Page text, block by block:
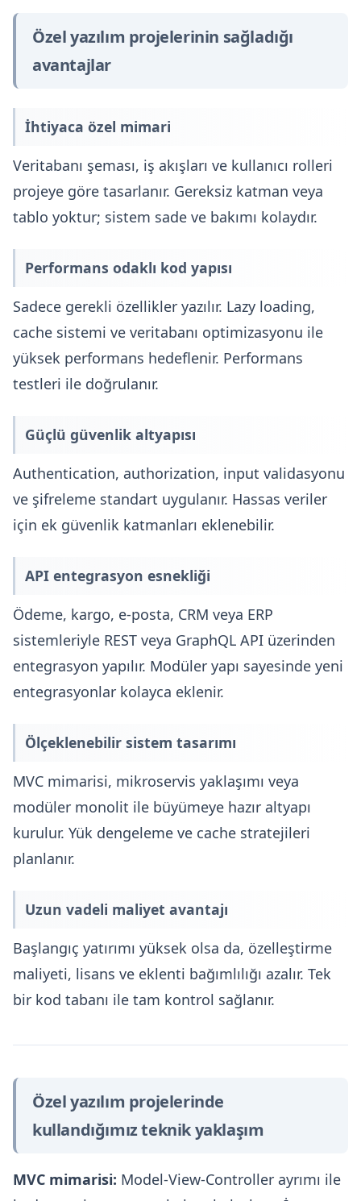
Özel yazılım projelerinin sağladığı
avantajlar
İhtiyaca özel mimari
Veritabanı şeması, iş akışları ve kullanıcı rolleri
projeye göre tasarlanır. Gereksiz katman veya
tablo yoktur; sistem sade ve bakımı kolaydır.
Performans odaklı kod yapısı
Sadece gerekli özellikler yazılır. Lazy loading,
cache sistemi ve veritabanı optimizasyonu ile
yüksek performans hedeflenir. Performans
testleri ile doğrulanır.
Güçlü güvenlik altyapısı
Authentication, authorization, input validasyonu
ve şifreleme standart uygulanır. Hassas veriler
için ek güvenlik katmanları eklenebilir.
API entegrasyon esnekliği
Ödeme, kargo, e-posta, CRM veya ERP
sistemleriyle REST veya GraphQL API üzerinden
entegrasyon yapılır. Modüler yapı sayesinde yeni
entegrasyonlar kolayca eklenir.
Ölçeklenebilir sistem tasarımı
MVC mimarisi, mikroservis yaklaşımı veya
modüler monolit ile büyümeye hazır altyapı
kurulur. Yük dengeleme ve cache stratejileri
planlanır.
Uzun vadeli maliyet avantajı
Başlangıç yatırımı yüksek olsa da, özelleştirme
maliyeti, lisans ve eklenti bağımlılığı azalır. Tek
bir kod tabanı ile tam kontrol sağlanır.
Özel yazılım projelerinde
kullandığımız teknik yaklaşım
MVC mimarisi: Model-View-Controller ayrımı ile